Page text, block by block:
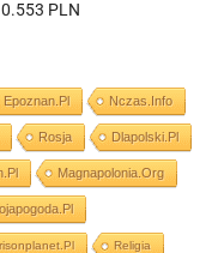
0.553 PLN
Epoznan.pl Nczas.info
Rosja Dlapolski.pl
Magnapolonia.org
Religia